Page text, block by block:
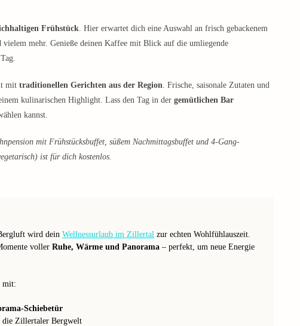
Frühstück . Hier erwartet dich eine Auswahl an frisch gebackenem
mehr. Genieße deinen Kaffee mit Blick auf die umliegende
mit traditionellen Gerichten aus der Region . Frische, saisonale Zutaten und
kulinarischen Highlight. Lass den Tag in der gemütlichen Bar
kannst.
mit Frühstücksbuffet, süßem Nachmittagsbuffet und 4-Gang-
ist für dich kostenlos.
wird dein Wellnessurlaub im Zillertal zur echten Wohlfühlauszeit.
voller Ruhe, Wärme und Panorama – perfekt, um neue Energie
mit:
Schiebetür
Zillertaler Bergwelt